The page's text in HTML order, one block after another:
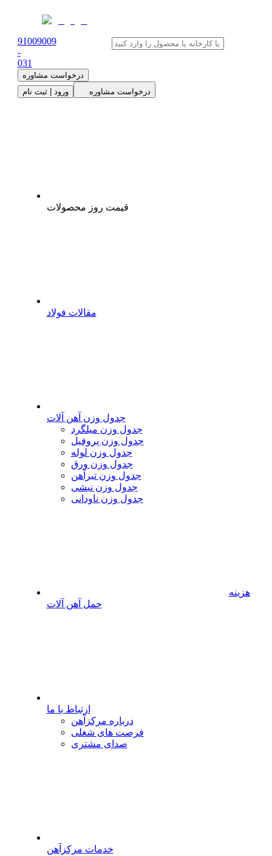
91009009
-
031
درخواست مشاوره
ورود | ثبت نام
درخواست مشاوره
قیمت روز محصولات
مقالات فولاد
جدول وزن آهن آلات
جدول وزن میلگرد
جدول وزن پروفیل
جدول وزن لوله
جدول وزن ورق
جدول وزن تیرآهن
جدول وزن نبشی
جدول وزن ناودانی
هزینه
حمل آهن آلات
ارتباط با ما
درباره مرکزآهن
فرصت های شغلی
صدای مشتری
خدمات مرکزآهن